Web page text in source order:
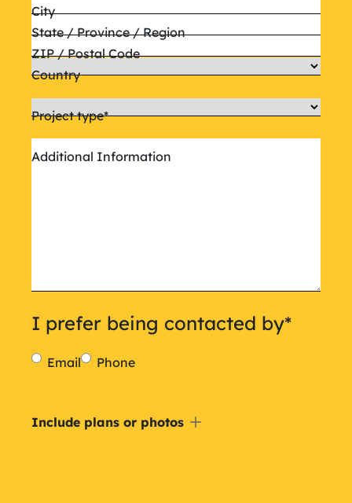
City
State / Province / Region
ZIP / Postal Code
Country
Project type*
Additional Information
I prefer being contacted by*
Email Phone
Include
Include plans or photos